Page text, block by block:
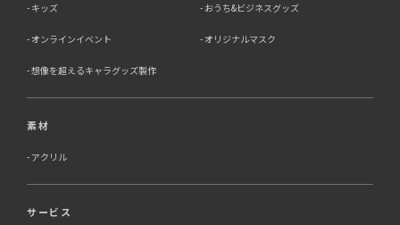
キッズ おうち&ビジネスグッズ
オンラインイベント オリジナルマスク
想像を超えるキャラグッズ製作
素材
アクリル
サービス